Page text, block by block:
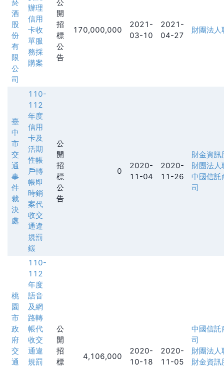
菸
酒
股
份
有
限
公
司
辦理
信用
卡收
單服
務採
購案
公
開
招
標
公
告
170,000,000
2021-
03-10
2021-
04-27
財團法人
臺
中
市
交
通
事
件
裁
決
處
110-
112
年度
信用
卡及
活期
性帳
戶轉
帳即
時銷
案代
收交
通違
規罰
鍰
公
開
招
標
公
告
0
2020-
11-04
2020-
11-26
財金資訊
財團法人
中國信託
司
桃
園
市
政
府
交
通
110-
112
年度
語音
及網
路轉
帳代
收交
通違
規罰
公
開
招
標
4,106,000
2020-
10-18
2020-
11-05
中國信託
司
財團法人
財金資訊